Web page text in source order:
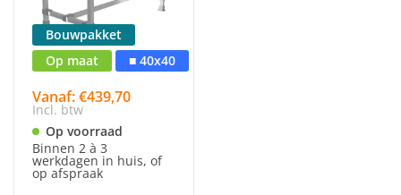
Bouwpakket
Op maat
■ 40x40
Vanaf: €439,70
Incl. btw
Op voorraad
Binnen 2 à 3
werkdagen in huis, of
op afspraak